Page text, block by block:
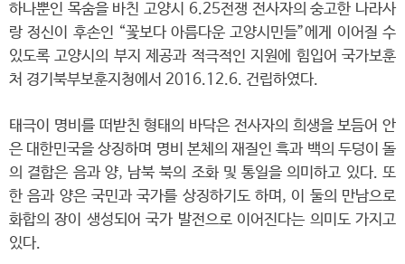
하나뿐인 목숨을 바친 고양시 6.25전쟁 전사자의 숭고한 나라사
랑 정신이 후손인 “꽃보다 아름다운 고양시민들”에게 이어질 수
있도록 고양시의 부지 제공과 적극적인 지원에 힘입어 국가보훈
처 경기북부보훈지청에서 2016.12.6. 건립하였다.
태극이 명비를 떠받친 형태의 바닥은 전사자의 희생을 보듬어 안
은 대한민국을 상징하며 명비 본체의 재질인 흑과 백의 두덩이 돌
의 결합은 음과 양, 남북 북의 조화 및 통일을 의미하고 있다. 또
한 음과 양은 국민과 국가를 상징하기도 하며, 이 둘의 만남으로
화합의 장이 생성되어 국가 발전으로 이어진다는 의미도 가지고
있다.